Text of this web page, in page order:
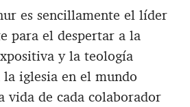
es sencillamente el líder
para el despertar a la
y la teología
iglesia en el mundo
vida de cada colaborador